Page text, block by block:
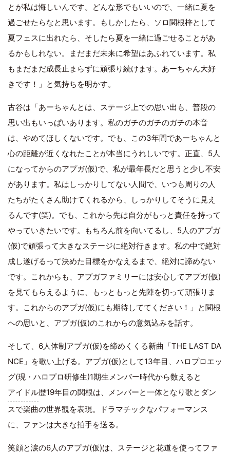
とが私は悔しいんです。どんな形でもいいので、一緒に夏を
過ごせたらなと思います。もしかしたら、ソロ関根梓として
夏フェスに出れたら、そしたら夏を一緒に過ごせることがあ
るかもしれない。まだまだ未来に希望はあふれています。私
もまだまだ成長止まらずに頑張り続けます。あーちゃん大好
きです！」と気持ちを明かす。
古谷は「あーちゃんとは、ステージ上での思い出も、普段の
思い出もいっぱいあります。私のガチのガチのガチの本音
は、やめてほしくないです。でも、この3年間であーちゃんと
心の距離が近くなれたことが本当にうれしいです。正直、5人
になってからのアプガ(仮)で、私が最年長だと思うと少し不安
があります。私はしっかりしてない人間で、いつも周りの人
たちがたくさん助けてくれるから、しっかりしてそうに見え
るんです(笑)。でも、これから先は自分がもっと責任を持って
やっていきたいです。もちろん前を向いてるし、5人のアプガ
(仮)で頑張って大きなステージに絶対行きます。私の中で絶対
成し遂げるって決めた目標をかなえるまで、絶対に諦めない
です。これからも、アプガファミリーには安心してアプガ(仮)
を見てもらえるように、もっともっと先陣を切って頑張りま
す。これからのアプガ(仮)にも期待しててください！」と関根
への思いと、アプガ(仮)のこれからの意気込みを話す。
そして、6人体制アプガ(仮)を締めくくる新曲「THE LAST DA
NCE」を歌い上げる。アプガ(仮)として13年目、ハロプロエッ
グ(現・ハロプロ研修生)1期生メンバー時代から数えると
アイドル歴19年目の関根は、メンバーと一体となり歌とダン
スで楽曲の世界観を表現。ドラマチックなパフォーマンス
に、ファンは大きな拍手を送る。
笑顔と涙の6人のアプガ(仮)は、ステージと花道を使ってファ